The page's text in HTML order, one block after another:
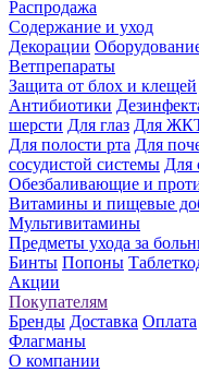
Распродажа
Содержание и уход
Декорации
Ветпрепараты
Защита от блох и клещей
Антибиотики
шерсти Для глаз Для
Для полости рта Для
сосудистой системы Для
Обезбаливающие и
Витамины и пищевые
Мультивитамины
Предметы ухода за
Бинты Попоны
Акции
Покупателям
Бренды Доставка Оплата
Флагманы
О компании